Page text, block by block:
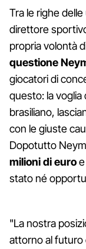
Tra le righe
direttore
propria volontà
questione
giocatori di
questo: la voglia
brasiliano,
con le giuste
Dopotutto
milioni di euro
stato né
"La nostra
attorno al futuro